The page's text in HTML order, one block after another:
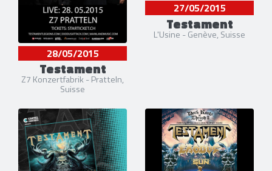
28/05/2015
Testament
Z7 Konzertfabrik - Pratteln,
Suisse
27/05/2015
Testament
L'Usine - Genève, Suisse